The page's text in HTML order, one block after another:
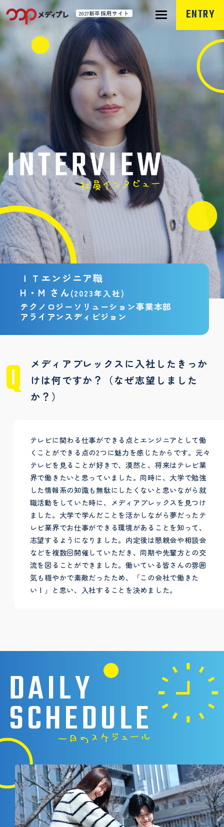
2027新卒採用サイト ENTRY
ＩＴエンジニア職
H・M さん(2023年入社)
テクノロジーソリューション事業本部
アライアンスディビジョン
メディアプレックスに入社したきっか
けは何ですか？（なぜ志望しました
か？）
テレビに関わる仕事ができる点とエンジニアとして働
くことができる点の2つに魅力を感じたからです。元々
テレビを見ることが好きで、漠然と、将来はテレビ業
界で働きたいと思っていました。同時に、大学で勉強
した情報系の知識も無駄にしたくないと思いながら就
職活動をしていた時に、メディアプレックスを見つけ
ました。大学で学んだことを活かしながら夢だったテ
レビ業界でお仕事ができる環境があることを知って、
志望するようになりました。内定後は懇親会や相談会
などを複数回開催していただき、同期や先輩方との交
流を図ることができました。働いている皆さんの雰囲
気も穏やかで素敵だったため、「この会社で働きた
い！」と思い、入社することを決めました。
DAILY
SCHEDULE